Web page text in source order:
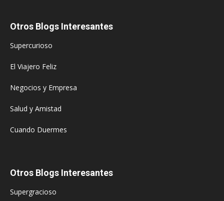
Otros Blogs Interesantes
Supercurioso
El Viajero Feliz
Negocios y Empresa
Salud y Amistad
Cuando Duermes
Otros Blogs Interesantes
Supergracioso